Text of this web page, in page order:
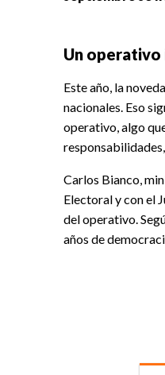
Un operativo
Este año, la
nacionales. Eso
operativo, algo
Carlos Bianco,
Electoral y con el
del operativo.
años de